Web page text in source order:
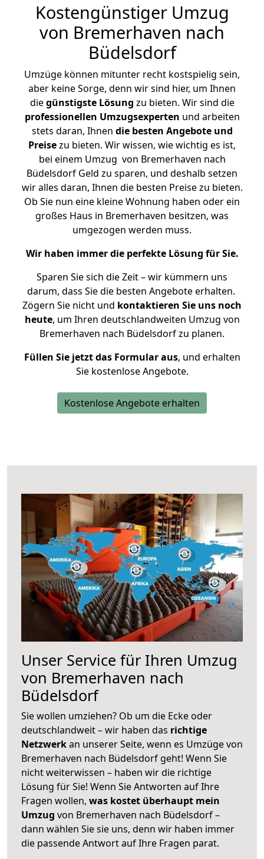
Kostengünstiger Umzug
von Bremerhaven nach
Büdelsdorf
Umzüge können mitunter recht kostspielig sein,
aber keine Sorge, denn wir sind hier, um Ihnen
diegünstigste Lösung zu bieten. Wir sind die
professionellen Umzugsexperten und arbeiten
stets daran, Ihnen die besten Angebote und
Preisezu bieten. Wir wissen, wie wichtig es ist,
bei einem Umzug von Bremerhaven nach
Büdelsdorf Geld zu sparen, und deshalb setzen
wir alles daran, Ihnen die besten Preise zu bieten.
Ob Sie nun eine kleine Wohnung haben oder ein
großes Haus in Bremerhaven besitzen, was
umgezogen werden muss.
Wir haben immer die perfekte Lösung für Sie.
Sparen Sie sich die Zeit – wir kümmern uns
darum, dass Sie die besten Angebote erhalten.
Zögern Sie nicht und kontaktieren Sie uns noch
heute, um Ihren deutschlandweiten Umzug von
Bremerhaven nach Büdelsdorf zu planen.
Füllen Sie jetzt das Formular aus, und erhalten
Sie kostenlose Angebote.
Kostenlose Angebote erhalten
Unser Service für Ihren Umzug
von Bremerhaven nach
Büdelsdorf
Sie wollen umziehen? Ob um die Ecke oder
deutschlandweit – wir haben das richtige
Netzwerkan unserer Seite, wenn es Umzüge von
Bremerhaven nach Büdelsdorf geht! Wenn Sie
nicht weiterwissen – haben wir die richtige
Lösung für Sie! Wenn Sie Antworten auf Ihre
Fragen wollen, was kostet überhaupt mein
Umzug von Bremerhaven nach Büdelsdorf –
dann wählen Sie sie uns, denn wir haben immer
die passende Antwort auf Ihre Fragen parat.